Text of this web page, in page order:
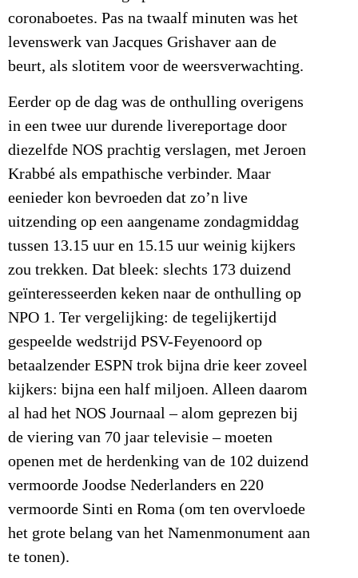
coronaboetes. Pas na twaalf minuten was het
levenswerk van Jacques Grishaver aan de
beurt, als slotitem voor de weersverwachting.
Eerder op de dag was de onthulling overigens
in een twee uur durende livereportage door
diezelfde NOS prachtig verslagen, met Jeroen
Krabbé als empathische verbinder. Maar
eenieder kon bevroeden dat zo’n live
uitzending op een aangename zondagmiddag
tussen 13.15 uur en 15.15 uur weinig kijkers
zou trekken. Dat bleek: slechts 173 duizend
geïnteresseerden keken naar de onthulling op
NPO 1. Ter vergelijking: de tegelijkertijd
gespeelde wedstrijd PSV-Feyenoord op
betaalzender ESPN trok bijna drie keer zoveel
kijkers: bijna een half miljoen. Alleen daarom
al had het NOS Journaal – alom geprezen bij
de viering van 70 jaar televisie – moeten
openen met de herdenking van de 102 duizend
vermoorde Joodse Nederlanders en 220
vermoorde Sinti en Roma (om ten overvloede
het grote belang van het Namenmonument aan
te tonen).